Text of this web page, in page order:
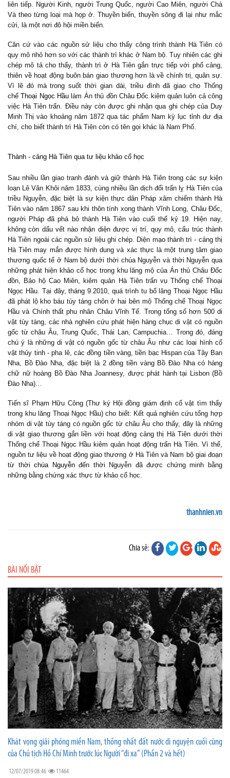
liên tiếp. Người Kinh, người Trung Quốc, người Cao Miên, người Chà
Và theo từng loại mà họp ở. Thuyền biển, thuyền sông đi lại như mắc
cửi, là một nơi đô hội miền biển.
Căn cứ vào các nguồn sử liệu cho thấy công trình thành Hà Tiên có
quy mô nhỏ hơn so với các thành trì khác ở Nam bộ. Tuy nhiên các ghi
chép mô tả cho thấy, thành trì ở Hà Tiên gắn trực tiếp với phố cảng,
thiên về hoạt động buôn bán giao thương hơn là về chính trị, quân sự.
Vì lẽ đó mà trong suốt thời gian dài, triều đình đã giao cho Thống
chếThoại Ngọc Hầu làm Án thủ đồn Châu Đốc kiêm quản luôn cả công
việc Hà Tiên trấn. Điều này còn được ghi nhận qua ghi chép của Duy
Minh Thị vào khoảng năm 1872 qua tác phẩm Nam kỳ lục tỉnh dư địa
chí, cho biết thành trì Hà Tiên còn có tên gọi khác là Nam Phố.
Thành - cảng Hà Tiên qua tư liệu khảo cổ học
Sau nhiều lần giao tranh đánh và giữ thành Hà Tiên trong các sự kiện
loạn Lê Văn Khôi năm 1833, cùng nhiều lần dịch đổi trấn lỵ Hà Tiên của
triều Nguyễn, đặc biệt là sự kiện thực dân Pháp xâm chiếm thành Hà
Tiên vào năm 1867 sau khi thôn tính xong thành Vĩnh Long, Châu Đốc,
người Pháp đã phá bỏ thành Hà Tiên vào cuối thế kỷ 19. Hiện nay,
không còn dấu vết nào nhận diện được vị trí, quy mô, cấu trúc thành
Hà Tiên ngoài các nguồn sử liệu ghi chép. Diện mạo thành trì - cảng thị
Hà Tiên may mắn được hình dung và xác thực là một trung tâm giao
thương quốc tế ở Nam bộ dưới thời chúa Nguyễn và thời Nguyễn qua
những phát hiện khảo cổ học trong khu lăng mộ của Án thủ Châu Đốc
đồn, Bảo hộ Cao Miên, kiêm quản Hà Tiên trấn vụ Thống chế Thoại
Ngọc Hầu. Tại đây, tháng 9.2010, quá trình tu bổ lăng Thoại Ngọc Hầu
đã phát lộ kho báu tùy táng chôn ở hai bên mộ Thống chế Thoại Ngọc
Hầu và Chính thất phu nhân Châu Vĩnh Tế. Trong tổng số hơn 500 di
vật tùy táng, các nhà nghiên cứu phát hiện hàng chục di vật có nguồn
gốc từ châu Âu, Trung Quốc, Thái Lan, Campuchia… Trong đó, đáng
chú ý là những di vật có nguồn gốc từ châu Âu như các loại hình cổ
vật thủy tinh - pha lê, các đồng tiền vàng, tiền bạc Hispan của Tây Ban
Nha, Bồ Đào Nha, đặc biệt là 2 đồng tiền vàng Bồ Đào Nha có hàng
chữ nữ hoàng Bồ Đào Nha Joannesy, được phát hành tại Lisbon (Bồ
Đào Nha)…
Tiến sĩ Phạm Hữu Công (Thư ký Hội đồng giám định cổ vật tìm thấy
trong khu lăng Thoại Ngọc Hầu) cho biết: Kết quả nghiên cứu tổng hợp
nhóm di vật tùy táng có nguồn gốc từ châu Âu cho thấy, đây là những
di vật giao thương gắn liền với hoạt động cảng thị Hà Tiên dưới thời
Thống chế Thoại Ngọc Hầu kiêm quản hoạt động trấn Hà Tiên. Vì thế,
nguồn tư liệu về hoạt động giao thương ở Hà Tiên và Nam bộ giai đoạn
từ thờichúa Nguyễnđến thời Nguyễn đã được chứng minh bằng
những bằng chứng xác thực từ khảo cổ học.
thanhnien.vn
Chia sẻ:
BÀI NỔI BẬT
Khát vọng giải phóng miền Nam, thống nhất đất nước di nguyện cuối cùng
của Chủ tịch Hồ Chí Minh trước lúc Người “đi xa” (Phần 2 và hết)
12/07/2019 08:46 11464